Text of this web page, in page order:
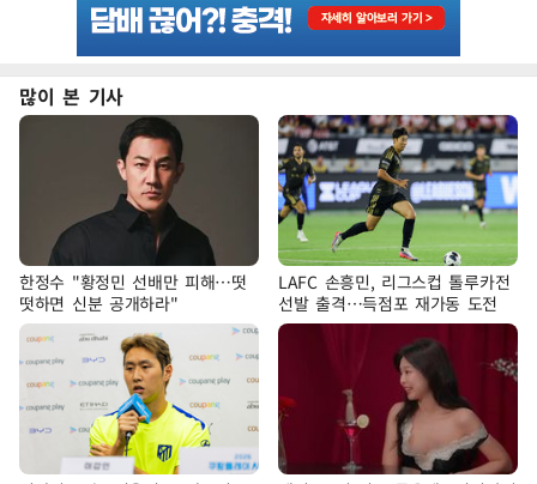
많이 본 기사
한정수 "황정민 선배만 피해…떳
떳하면 신분 공개하라"
LAFC 손흥민, 리그스컵 톨루카전
선발 출격…득점포 재가동 도전